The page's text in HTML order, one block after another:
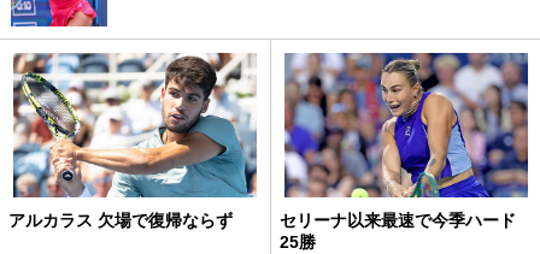
アルカラス 欠場で復帰ならず
セリーナ以来最速で今季ハード
25勝